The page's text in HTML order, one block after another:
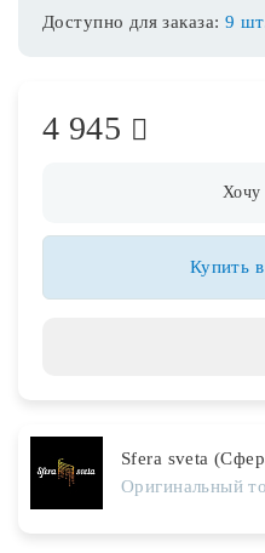
Светодиодная лента
Предметы интерьера
Доступно для заказа: 9
4 945
Хочу
Купить
Sfera sveta
Оригинальный